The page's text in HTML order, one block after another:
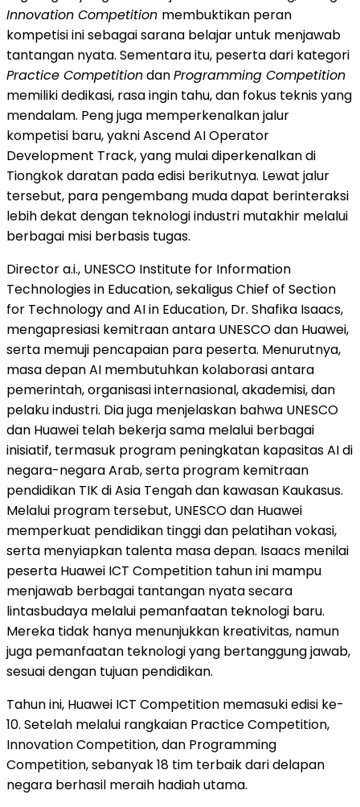
Innovation Competition membuktikan peran
kompetisi ini sebagai sarana belajar untuk menjawab
tantangan nyata. Sementara itu, peserta dari kategori
Practice CompetitiondanProgramming Competition
memiliki dedikasi, rasa ingin tahu, dan fokus teknis yang
mendalam. Peng juga memperkenalkan jalur
kompetisi baru, yakni Ascend AI Operator
Development Track, yang mulai diperkenalkan di
Tiongkok daratan pada edisi berikutnya. Lewat jalur
tersebut, para pengembang muda dapat berinteraksi
lebih dekat dengan teknologi industri mutakhir melalui
berbagai misi berbasis tugas.
Director a.i., UNESCO Institute for Information
Technologies in Education, sekaligus Chief of Section
for Technology and AI in Education, Dr. Shafika Isaacs,
mengapresiasi kemitraan antara UNESCO dan Huawei,
serta memuji pencapaian para peserta. Menurutnya,
masa depan AI membutuhkan kolaborasi antara
pemerintah, organisasi internasional, akademisi, dan
pelaku industri. Dia juga menjelaskan bahwa UNESCO
dan Huawei telah bekerja sama melalui berbagai
inisiatif, termasuk program peningkatan kapasitas AI di
negara-negara Arab, serta program kemitraan
pendidikan TIK di Asia Tengah dan kawasan Kaukasus.
Melalui program tersebut, UNESCO dan Huawei
memperkuat pendidikan tinggi dan pelatihan vokasi,
serta menyiapkan talenta masa depan. Isaacs menilai
peserta Huawei ICT Competition tahun ini mampu
menjawab berbagai tantangan nyata secara
lintasbudaya melalui pemanfaatan teknologi baru.
Mereka tidak hanya menunjukkan kreativitas, namun
juga pemanfaatan teknologi yang bertanggung jawab,
sesuai dengan tujuan pendidikan.
Tahun ini, Huawei ICT Competition memasuki edisi ke-
10. Setelah melalui rangkaian Practice Competition,
Innovation Competition, dan Programming
Competition, sebanyak 18 tim terbaik dari delapan
negara berhasil meraih hadiah utama.